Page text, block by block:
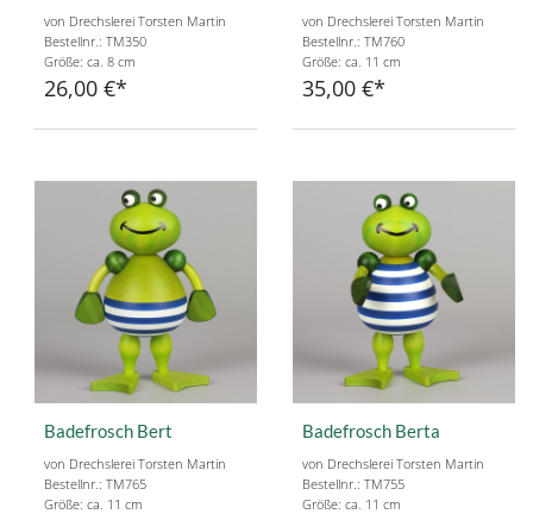
von Drechslerei Torsten Martin
Bestellnr.: TM350
Größe: ca. 8 cm
26,00 €
von Drechslerei Torsten Martin
Bestellnr.: TM760
Größe: ca. 11 cm
35,00 €
Badefrosch Bert
von Drechslerei Torsten Martin
Bestellnr.: TM765
Größe: ca. 11 cm
Badefrosch Berta
von Drechslerei Torsten Martin
Bestellnr.: TM755
Größe: ca. 11 cm